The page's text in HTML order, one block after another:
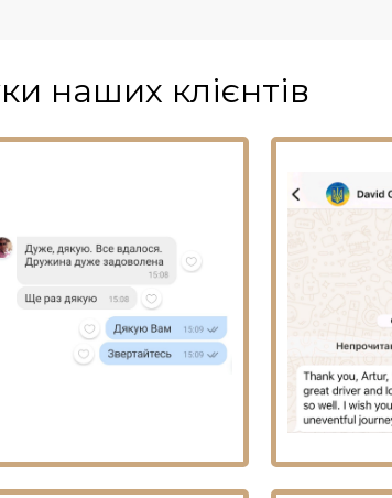
наших клієнтів